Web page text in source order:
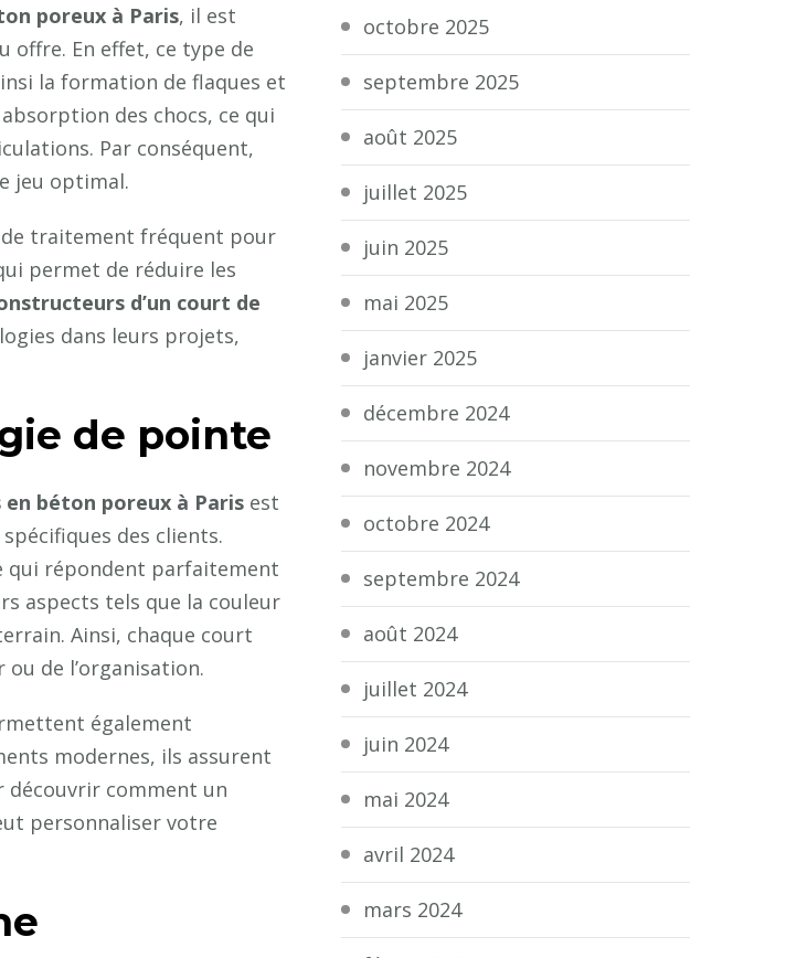
des
installations
sportives
professionnelles
poreux à Paris, il est
offre. En effet, ce type de
la formation de flaques et
des chocs, ce qui
Par conséquent,
jeu optimal.
traitement fréquent pour
permet de réduire les
d’un court de
dans leurs projets,
de pointe
béton poreux à Paris est
des clients.
qui répondent parfaitement
aspects tels que la couleur
Ainsi, chaque court
de l’organisation.
également
modernes, ils assurent
découvrir comment un
personnaliser votre
octobre 2025
septembre 2025
août 2025
juillet 2025
juin 2025
mai 2025
janvier 2025
décembre 2024
novembre 2024
octobre 2024
septembre 2024
août 2024
juillet 2024
juin 2024
mai 2024
avril 2024
mars 2024